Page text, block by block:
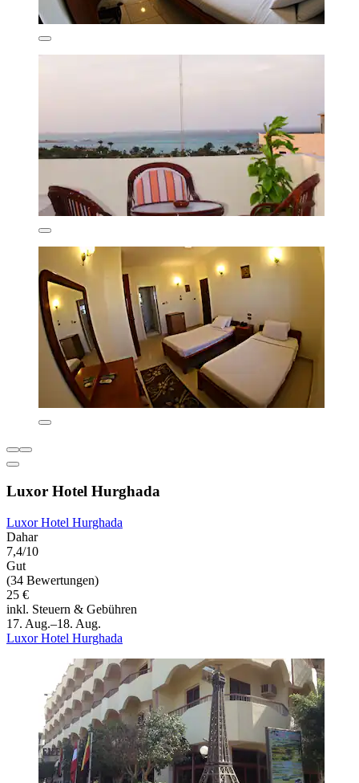
Luxor Hotel Hurghada
Luxor Hotel Hurghada
Dahar
7,4/10
Gut
(34 Bewertungen)
25 €
inkl. Steuern & Gebühren
17. Aug.–18. Aug.
Luxor Hotel Hurghada